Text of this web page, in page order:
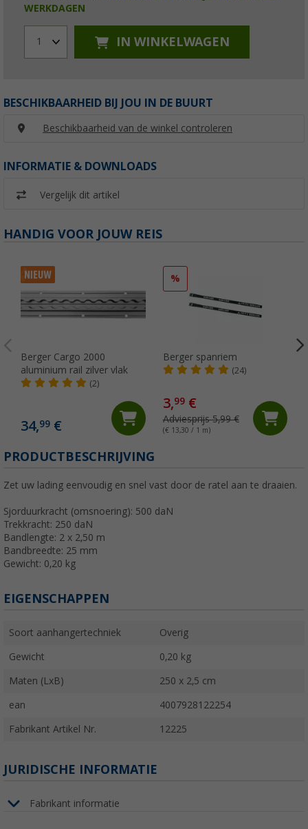
WERKDAGEN
1 IN WINKELWAGEN
BESCHIKBAARHEID BIJ JOU IN DE BUURT
Beschikbaarheid van de winkel controleren
INFORMATIE & DOWNLOADS
Vergelijk dit artikel
HANDIG VOOR JOUW REIS
Berger Cargo 2000
aluminium rail zilver vlak
(2)
34,99 €
%
Berger spanriem
(24)
3,99€
Adviesprijs 5,99 €
(€ 13,30 / 1 m)
PRODUCTBESCHRIJVING
Zet uw lading eenvoudig en snel vast door de ratel aan te draaien.
Sjorduurkracht (omsnoering): 500 daN
Trekkracht: 250 daN
Bandlengte: 2 x 2,50 m
Bandbreedte: 25 mm
Gewicht: 0,20 kg
EIGENSCHAPPEN
Soort aanhangertechniek Overig
Gewicht 0,20 kg
Maten (LxB) 250 x 2,5 cm
ean 4007928122254
Fabrikant Artikel Nr. 12225
JURIDISCHE INFORMATIE
Fabrikant informatie